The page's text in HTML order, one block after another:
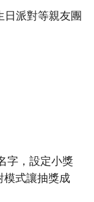
日派對等親友團
字，設定小獎
模式讓抽獎成